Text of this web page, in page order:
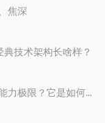
t
l
焦深
技术架构长啥样？
神经网络是什么？如何直观理解它的能力极限？它是如何无限逼近真理？